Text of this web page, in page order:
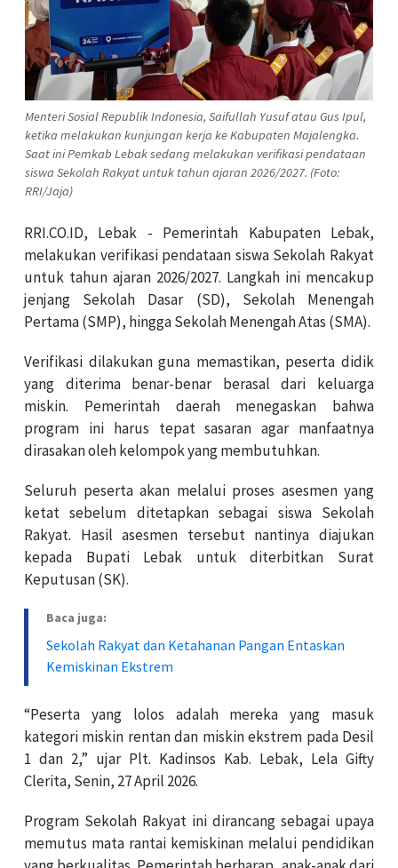
Menteri Sosial Republik Indonesia, Saifullah Yusuf atau Gus Ipul,
ketika melakukan kunjungan kerja ke Kabupaten Majalengka.
Saat ini Pemkab Lebak sedang melakukan verifikasi pendataan
siswa Sekolah Rakyat untuk tahun ajaran 2026/2027. (Foto:
RRI/Jaja)
RRI.CO.ID, Lebak - Pemerintah Kabupaten Lebak,
melakukan verifikasi pendataan siswa Sekolah Rakyat
untuk tahun ajaran 2026/2027. Langkah ini mencakup
jenjang Sekolah Dasar (SD), Sekolah Menengah
Pertama (SMP), hingga Sekolah Menengah Atas (SMA).
Verifikasi dilakukan guna memastikan, peserta didik
yang diterima benar-benar berasal dari keluarga
miskin. Pemerintah daerah menegaskan bahwa
program ini harus tepat sasaran agar manfaatnya
dirasakan oleh kelompok yang membutuhkan.
Seluruh peserta akan melalui proses asesmen yang
ketat sebelum ditetapkan sebagai siswa Sekolah
Rakyat. Hasil asesmen tersebut nantinya diajukan
kepada Bupati Lebak untuk diterbitkan Surat
Keputusan (SK).
Baca juga:
Sekolah Rakyat dan Ketahanan Pangan Entaskan
Kemiskinan Ekstrem
“Peserta yang lolos adalah mereka yang masuk
kategori miskin rentan dan miskin ekstrem pada Desil
1 dan 2,” ujar Plt. Kadinsos Kab. Lebak, Lela Gifty
Clerita, Senin, 27 April 2026.
Program Sekolah Rakyat ini dirancang sebagai upaya
memutus mata rantai kemiskinan melalui pendidikan